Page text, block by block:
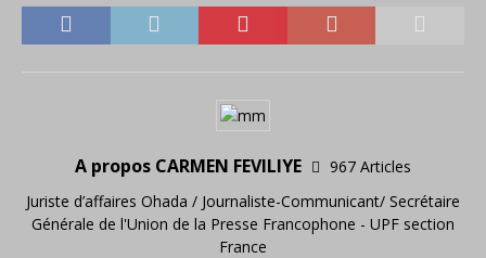
A propos CARMEN FEVILIYE
967 Articles
Juriste d’affaires Ohada / Journaliste-Communicant/ Secrétaire
Générale de l'Union de la Presse Francophone - UPF section
France